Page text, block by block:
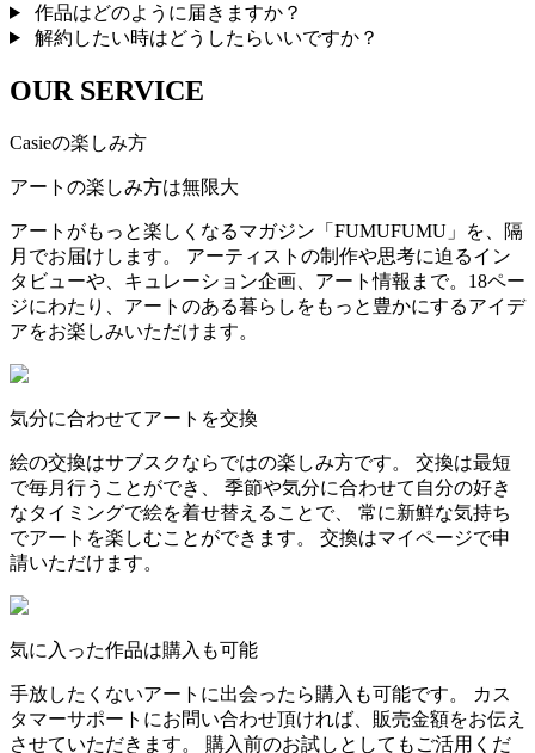
作品はどのように届きますか？
解約したい時はどうしたらいいですか？
OUR SERVICE
Casieの楽しみ方
アートの楽しみ方は無限大
アートがもっと楽しくなるマガジン「FUMUFUMU」を、隔
月でお届けします。 アーティストの制作や思考に迫るイン
タビューや、キュレーション企画、アート情報まで。18ペー
ジにわたり、アートのある暮らしをもっと豊かにするアイデ
アをお楽しみいただけます。
気分に合わせてアートを交換
絵の交換はサブスクならではの楽しみ方です。 交換は最短
で毎月行うことができ、 季節や気分に合わせて自分の好き
なタイミングで絵を着せ替えることで、 常に新鮮な気持ち
でアートを楽しむことができます。 交換はマイページで申
請いただけます。
気に入った作品は購入も可能
手放したくないアートに出会ったら購入も可能です。 カス
タマーサポートにお問い合わせ頂ければ、販売金額をお伝え
させていただきます。 購入前のお試しとしてもご活用くだ